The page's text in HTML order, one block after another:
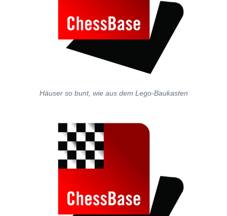
Häuser so bunt, wie aus dem Lego-Baukasten